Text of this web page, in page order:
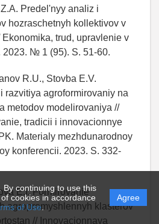
continuing to use this
cookies in accordance
of Use.
Agree
Predel'nyy analiz i
hozraschetnyh kollektivov v
trud, upravlenie v
2023. № 1 (95). S. 51-60.
R.U., Stovba E.V.
razvitiya agroformirovaniy na
metodov modelirovaniya //
tradicii i innovacionnye
Materialy mezhdunarodnoy
konferencii. 2023. S. 332-
E.I. Formirovanie
agropromyshlennyh klasterov
// Innovacionnaya